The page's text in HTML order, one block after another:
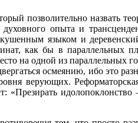
позволительно назвать
опыта и
языком и
как бы в параллельных
на одной из параллельных
осмеянию, ибо это
верующих.
идолопоклонство